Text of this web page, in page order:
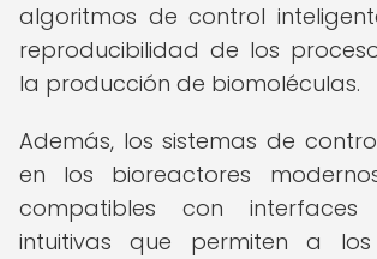
algoritmos de control
reproducibilidad de los
la producción de biomoléculas.
Además, los sistemas de
en los bioreactores
compatibles con
intuitivas que permiten a los